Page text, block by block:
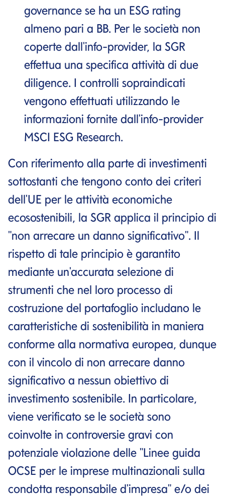
governance se ha un ESG rating
almeno pari a BB. Per le società non
coperte dall'info-provider, la SGR
effettua una specifica attività di due
diligence. I controlli sopraindicati
vengono effettuati utilizzando le
informazioni fornite dall'info-provider
MSCI ESG Research.
Con riferimento alla parte di investimenti
sottostanti che tengono conto dei criteri
dell'UE per le attività economiche
ecosostenibili, la SGR applica il principio di
"non arrecare un danno significativo". Il
rispetto di tale principio è garantito
mediante un'accurata selezione di
strumenti che nel loro processo di
costruzione del portafoglio includano le
caratteristiche di sostenibilità in maniera
conforme alla normativa europea, dunque
con il vincolo di non arrecare danno
significativo a nessun obiettivo di
investimento sostenibile. In particolare,
viene verificato se le società sono
coinvolte in controversie gravi con
potenziale violazione delle "Linee guida
OCSE per le imprese multinazionali sulla
condotta responsabile d'impresa" e/o dei